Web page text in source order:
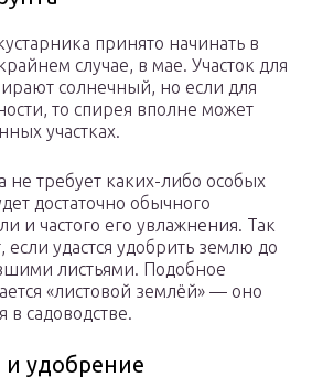
принято начинать в
случае, в мае. Участок для
солнечный, но если для
то спирея вполне может
участках.
не требует каких-либо особых
достаточно обычного
и частого его увлажнения. Так
если удастся удобрить землю до
листьями. Подобное
«листовой землёй» — оно
в садоводстве.
удобрение